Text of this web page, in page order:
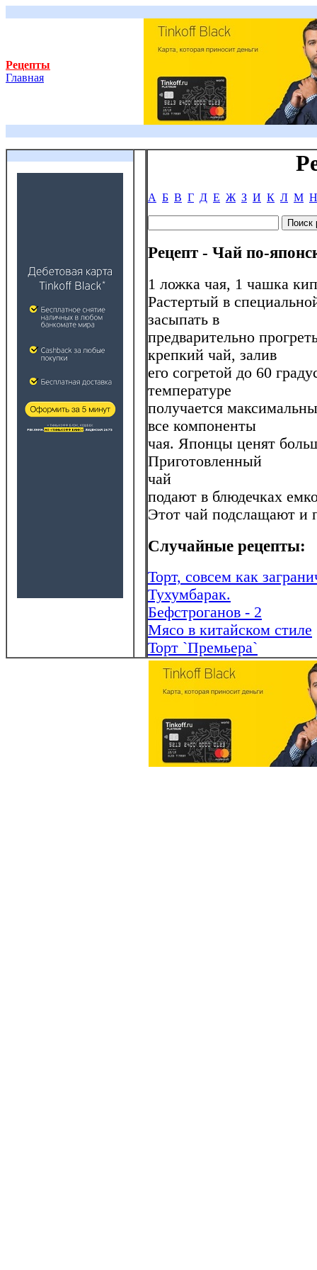
Рецепты
Главная
А Б В Г Д Е Ж З И К Л М Н
Рецепт - Чай по-
1 ложка чая, 1 чашка
Растертый в
засыпать в
предварительно
крепкий чай, залив
его согретой до 60
температуре
получается
все компоненты
чая. Японцы ценят
Приготовленный
чай
подают в блюдечках
Этот чай подслащают и
Случайные рецепты:
Торт, совсем как
Тухумбарак.
Бефстроганов - 2
Мясо в китайском стиле
Торт `Премьера`